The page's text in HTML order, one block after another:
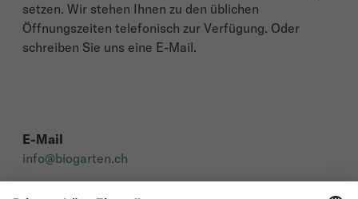
setzen. Wir stehen Ihnen zu den üblichen
Öffnungszeiten telefonisch zur Verfügung. Oder
schreiben Sie uns eine E-Mail.
E-Mail
info@biogarten.ch